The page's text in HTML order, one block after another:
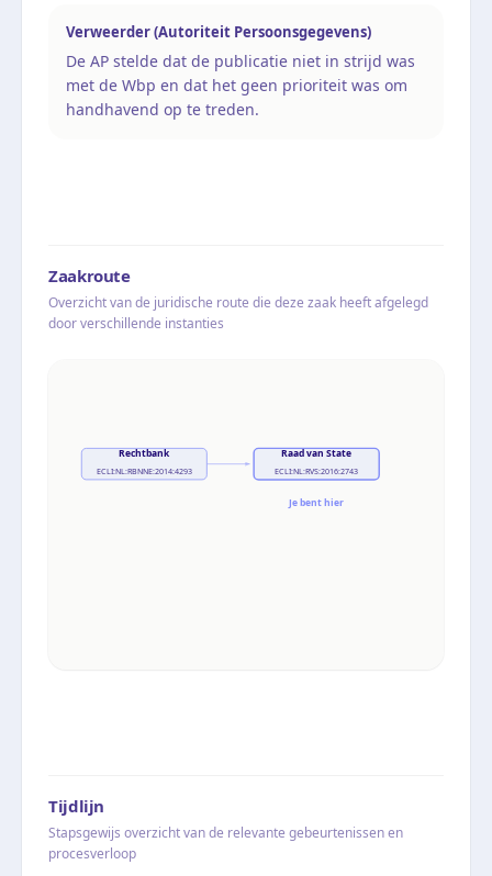
Verweerder (Autoriteit Persoonsgegevens)
De AP stelde dat de publicatie niet in strijd was
met de Wbp en dat het geen prioriteit was om
handhavend op te treden.
Zaakroute
Overzicht van de juridische route die deze zaak heeft afgelegd
door verschillende instanties
Rechtbank
ECLI:NL:RBNNE:2014:4293
Raad van State
ECLI:NL:RVS:2016:2743
Je bent hier
Tijdlijn
Stapsgewijs overzicht van de relevante gebeurtenissen en
procesverloop